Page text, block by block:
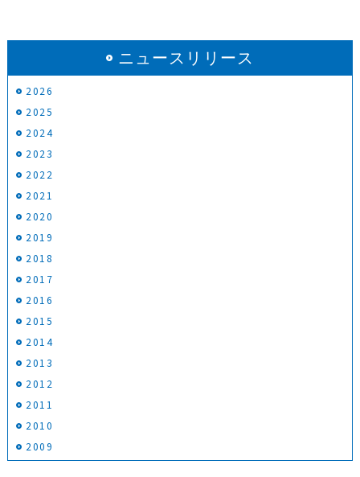
ニュースリリース
2026
2025
2024
2023
2022
2021
2020
2019
2018
2017
2016
2015
2014
2013
2012
2011
2010
2009